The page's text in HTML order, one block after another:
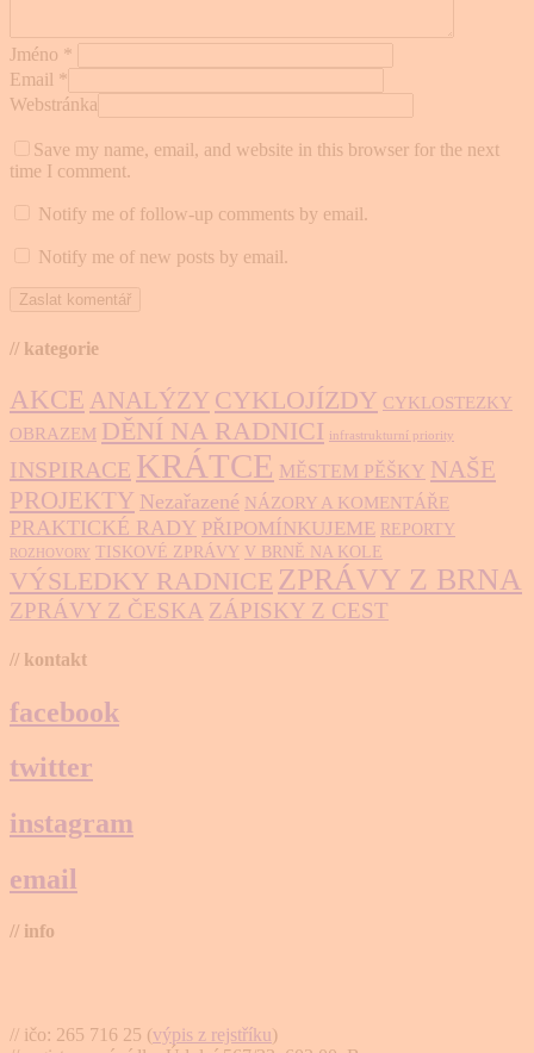
Jméno *
Email *
Webstránka
Save my name, email, and website in this browser for the next
time I comment.
Notify me of follow-up comments by email.
Notify me of new posts by email.
// kategorie
AKCE ANALÝZY CYKLOJÍZDY CYKLOSTEZKY
OBRAZEM DĚNÍ NA RADNICI infrastrukturní priority
INSPIRACE KRÁTCE MĚSTEM PĚŠKY NAŠE
PROJEKTY Nezařazené NÁZORY A KOMENTÁŘE
PRAKTICKÉ RADY PŘIPOMÍNKUJEME REPORTY
ROZHOVORY TISKOVÉ ZPRÁVY V BRNĚ NA KOLE
VÝSLEDKY RADNICE ZPRÁVY Z BRNA
ZPRÁVY Z ČESKA ZÁPISKY Z CEST
// kontakt
facebook
twitter
instagram
email
// info
// ičo: 265 716 25 (výpis z rejstříku)